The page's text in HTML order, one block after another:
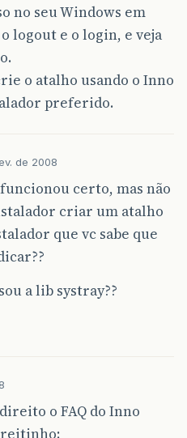
no seu Windows em
logout e o login, e veja
o atalho usando o Inno
preferido.
de 2008
certo, mas não
criar um atalho
que vc sabe que
a lib systray??
o FAQ do Inno